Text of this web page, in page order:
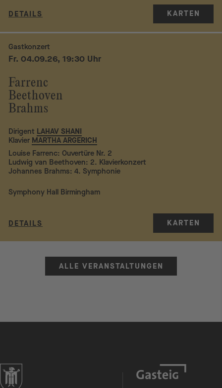
DETAILS KARTEN
Farrenc
Beethoven
Brahms
Gastkonzert
Fr. 04.09.26, 19:30 Uhr
Dirigent LAHAV SHANI
Klavier MARTHA ARGERICH
Louise Farrenc: Ouvertüre Nr. 2
Ludwig van Beethoven: 2. Klavierkonzert
Johannes Brahms: 4. Symphonie
Symphony Hall Birmingham
DETAILS KARTEN
ALLE VERANSTALTUNGEN
zur Website der Landeshauptstadt München